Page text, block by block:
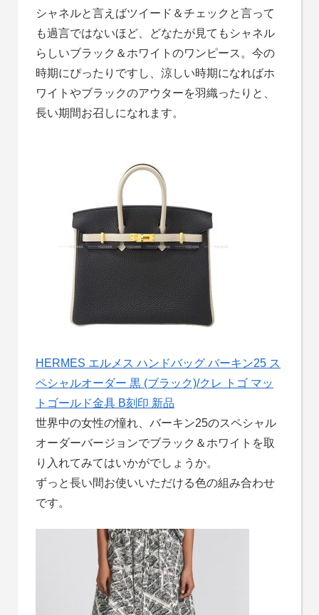
シャネルと言えばツイード＆チェックと言って
も過言ではないほど、どなたが見てもシャネル
らしいブラック＆ホワイトのワンピース。今の
時期にぴったりですし、涼しい時期になればホ
ワイトやブラックのアウターを羽織ったりと、
長い期間お召しになれます。
HERMES エルメス ハンドバッグ バーキン25 ス
ペシャルオーダー 黒 (ブラック)/クレ トゴ マッ
トゴールド金具 B刻印 新品
世界中の女性の憧れ、バーキン25のスペシャル
オーダーバージョンでブラック＆ホワイトを取
り入れてみてはいかがでしょうか。
ずっと長い間お使いいただける色の組み合わせ
です。